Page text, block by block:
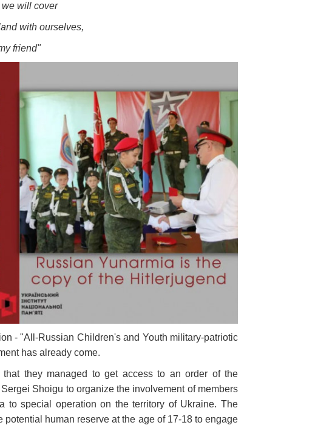
we will cover
with ourselves,
friend"
- "All-Russian Children's and Youth military-patriotic
has already come.
they managed to get access to an order of the
Shoigu to organize the involvement of members
to special operation on the territory of Ukraine. The
potential human reserve at the age of 17-18 to engage